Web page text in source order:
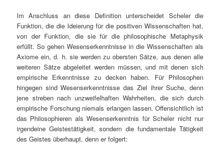
Im Anschluss an diese Definition unterscheidet Scheler die
Funktion, die die Ideierung für die positiven Wissenschaften hat,
von der Funktion, die sie für die philosophische Metaphysik
erfüllt. So gehen Wesenserkenntnisse in die Wissenschaften als
Axiome ein, d. h. sie werden zu obersten Sätze, aus denen alle
weiteren Sätze abgeleitet werden müssen, und mit denen sich
empirische Erkenntnisse zu decken haben. Für Philosophen
hingegen sind Wesenserkenntnisse das Ziel ihrer Suche, denn
jene streben nach unzweifelhaften Wahrheiten, die sich durch
empirische Forschung niemals erlangen lassen. Offensichtlich ist
das Philosophieren als Wesenserkenntnis für Scheler nicht nur
irgendeine Geistestätigkeit, sondern die fundamentale Tätigkeit
des Geistes überhaupt, denn er folgert: